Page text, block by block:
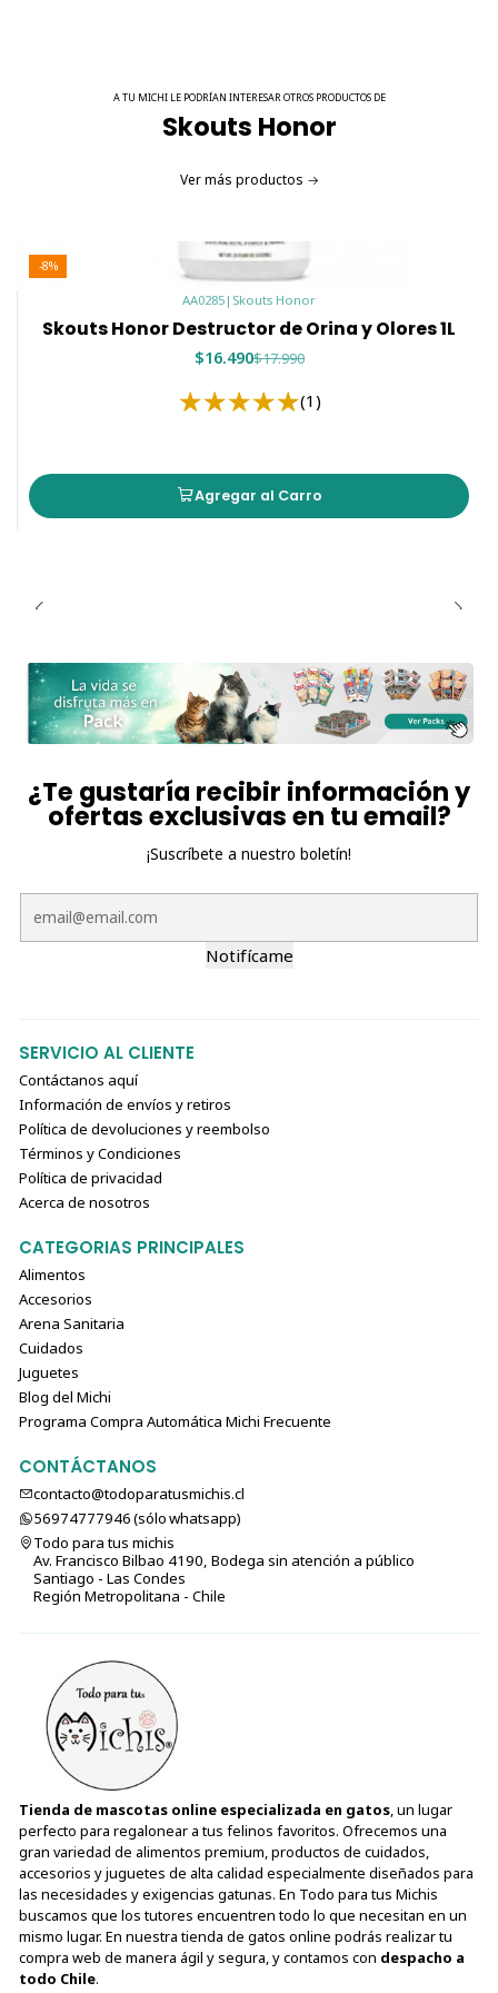
A TU MICHI LE PODRÍAN INTERESAR OTROS PRODUCTOS DE
Skouts Honor
Ver más productos
-8%
AA0285 | Skouts Honor
Skouts Honor Destructor de Orina y Olores 1L
$16.490$17.990
(1)
Agregar al Carro
¿Te gustaría recibir información y
ofertas exclusivas en tu email?
¡Suscríbete a nuestro boletín!
Notifícame
SERVICIO AL CLIENTE
Contáctanos aquí
Información de envíos y retiros
Política de devoluciones y reembolso
Términos y Condiciones
Política de privacidad
Acerca de nosotros
CATEGORIAS PRINCIPALES
Alimentos
Accesorios
Arena Sanitaria
Cuidados
Juguetes
Blog del Michi
Programa Compra Automática Michi Frecuente
CONTÁCTANOS
contacto@todoparatusmichis.cl
56974777946 (sólo⁣⁣⁣⁣⁣​​​​​​​​​​​​​​​ whatsapp)
Todo para tus michis
Av. Francisco Bilbao 4190, Bodega sin atención a público
Santiago - Las Condes
Región Metropolitana - Chile
Tienda de mascotas online especializada en gatos, un lugar
perfecto para regalonear a tus felinos favoritos. Ofrecemos una
gran variedad de alimentos premium, productos de cuidados,
accesorios y juguetes de alta calidad especialmente diseñados para
las necesidades y exigencias gatunas. En Todo para tus Michis
buscamos que los tutores encuentren todo lo que necesitan en un
mismo lugar. En nuestra tienda de gatos online podrás realizar tu
compra web de manera ágil y segura, y contamos con despacho a
todo Chile.